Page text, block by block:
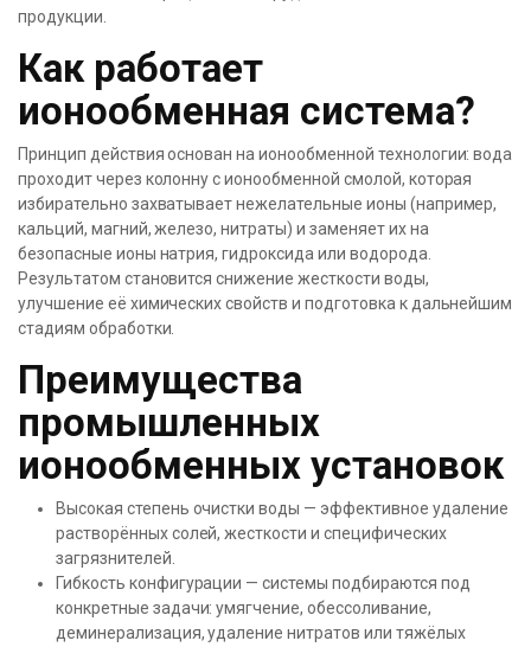
продукции.
Как работает
ионообменная система?
Принцип действия основан на ионообменной технологии: вода
проходит через колонну с ионообменной смолой, которая
избирательно захватывает нежелательные ионы (например,
кальций, магний, железо, нитраты) и заменяет их на
безопасные ионы натрия, гидроксида или водорода.
Результатом становится снижение жесткости воды,
улучшение её химических свойств и подготовка к дальнейшим
стадиям обработки.
Преимущества
промышленных
ионообменных установок
Высокая степень очистки воды — эффективное удаление
растворённых солей, жесткости и специфических
загрязнителей.
Гибкость конфигурации — системы подбираются под
конкретные задачи: умягчение, обессоливание,
деминерализация, удаление нитратов или тяжёлых